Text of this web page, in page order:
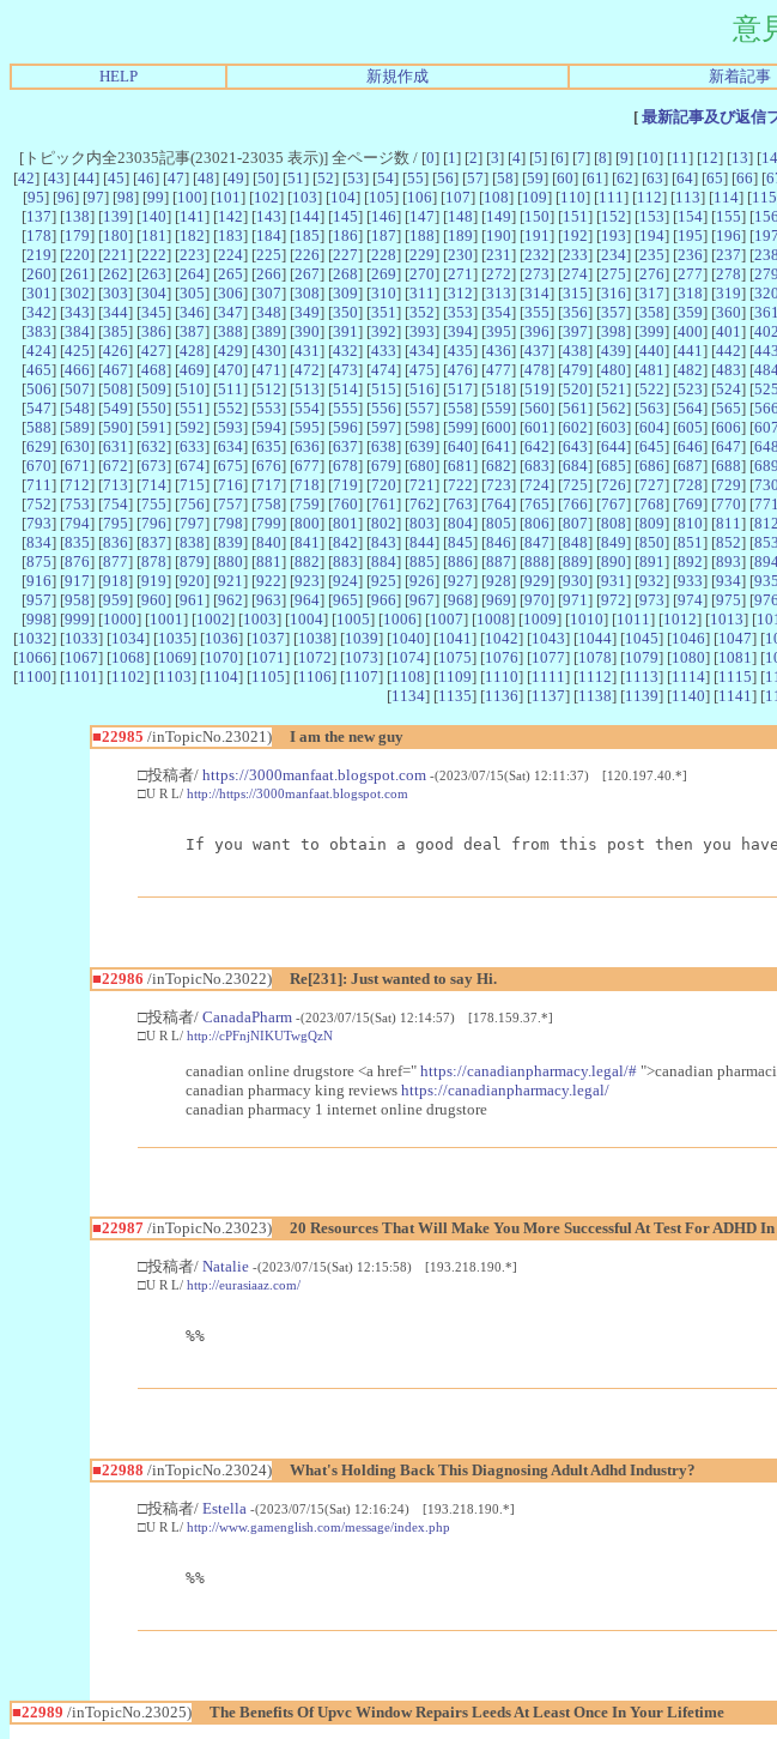
意
HELP 新規作成 新着記事
[最新記事及び返信
[トピック内全23035記事(23021-23035 表示)] 全ページ数 / [0] [1 ] [2] [3] [4] [5] [6] [7] [8] [9] [10] [11 ] [12] [13] [14
[42] [43] [44] [45] [46] [47] [48] [49] [50] [51 ] [52] [53] [54] [55] [56] [57] [58] [59] [60] [61 ] [62] [63] [64] [65] [66] [
[95] [96] [97] [98] [99] [100] [101 ] [102] [103] [104] [105] [106] [107] [108] [109] [110] [111 ] [112] [113] [114] [115
[137] [138] [139] [140] [141 ] [142] [143] [144] [145] [146] [147] [148] [149] [150] [151 ] [152] [153] [154] [155] [156
[178] [179] [180] [181 ] [182] [183] [184] [185] [186] [187] [188] [189] [190] [191 ] [192] [193] [194] [195] [196] [197
[219] [220] [221 ] [222] [223] [224] [225] [226] [227] [228] [229] [230] [231 ] [232] [233] [234] [235] [236] [237] [238
[260] [261 ] [262] [263] [264] [265] [266] [267] [268] [269] [270] [271 ] [272] [273] [274] [275] [276] [277] [278] [279
[301 ] [302] [303] [304] [305] [306] [307] [308] [309] [310] [311 ] [312] [313] [314] [315] [316] [317] [318] [319] [320
[342] [343] [344] [345] [346] [347] [348] [349] [350] [351 ] [352] [353] [354] [355] [356] [357] [358] [359] [360] [361
[383] [384] [385] [386] [387] [388] [389] [390] [391 ] [392] [393] [394] [395] [396] [397] [398] [399] [400] [401 ] [402
[424] [425] [426] [427] [428] [429] [430] [431 ] [432] [433] [434] [435] [436] [437] [438] [439] [440] [441 ] [442] [443
[465] [466] [467] [468] [469] [470] [471 ] [472] [473] [474] [475] [476] [477] [478] [479] [480] [481 ] [482] [483] [
[506] [507] [508] [509] [510] [511 ] [512] [513] [514] [515] [516] [517] [518] [519] [520] [521 ] [522] [523] [524] [525
[547] [548] [549] [550] [551 ] [552] [553] [554] [555] [556] [557] [558] [559] [560] [561 ] [562] [563] [564] [565] [566
[588] [589] [590] [591 ] [592] [593] [594] [595] [596] [597] [598] [599] [600] [601 ] [602] [603] [604] [605] [606] [607
[629] [630] [631 ] [632] [633] [634] [635] [636] [637] [638] [639] [640] [641 ] [642] [643] [644] [645] [646] [647] [648
[670] [671 ] [672] [673] [674] [675] [676] [677] [678] [679] [680] [681 ] [682] [683] [684] [685] [686] [687] [688] [689
[711 ] [712] [713] [714] [715] [716] [717] [718] [719] [720] [721 ] [722] [723] [724] [725] [726] [727] [728] [729] [730
[752] [753] [754] [755] [756] [757] [758] [759] [760] [761 ] [762] [763] [764] [765] [766] [767] [768] [769] [770] [771
[793] [794] [795] [796] [797] [798] [799] [800] [801 ] [802] [803] [804] [805] [806] [807] [808] [809] [810] [811 ] [812
[834] [835] [836] [837] [838] [839] [840] [841 ] [842] [843] [844] [845] [846] [847] [848] [849] [850] [851 ] [852] [853
[875] [876] [877] [878] [879] [880] [881 ] [882] [883] [884] [885] [886] [887] [888] [889] [890] [891 ] [892] [893] [
[916] [917] [918] [919] [920] [921 ] [922] [923] [924] [925] [926] [927] [928] [929] [930] [931 ] [932] [933] [934] [935
[957] [958] [959] [960] [961 ] [962] [963] [964] [965] [966] [967] [968] [969] [970] [971 ] [972] [973] [974] [975] [976
[998] [999] [1000] [1001 ] [1002] [1003] [1004] [1005] [1006] [1007] [1008] [1009] [1010] [1011 ] [1012] [1013] [
[1032] [1033] [1034] [1035] [1036] [1037] [1038] [1039] [1040] [1041 ] [1042] [1043] [1044] [1045] [1046] [1047] [
[1066] [1067] [1068] [1069] [1070] [1071 ] [1072] [1073] [1074] [1075] [1076] [1077] [1078] [1079] [1080] [1081 ] [
[1100] [1101 ] [1102] [1103] [1104] [1105] [1106] [1107] [1108] [1109] [1110] [1111 ] [1112] [1113] [1114] [1115] [
[1134] [1135] [1136] [1137] [1138] [1139] [1140] [1141 ] [
■22985 /inTopicNo.23021) I am the new guy
□投稿者/ https://3000manfaat.blogspot.com -(2023/07/15(Sat) 12:11:37) [120.197.40.*]
□U R L/ http://https://3000manfaat.blogspot.com
If you want to obtain a good deal from this post then you
■22986 /inTopicNo.23022) Re[231]: Just wanted to say Hi.
□投稿者/ CanadaPharm -(2023/07/15(Sat) 12:14:57) [178.159.37.*]
□U R L/ http://cPFnjNIKUTwgQzN
canadian online drugstore <a href=" https://canadianpharmacy.legal/#">canadian
canadian pharmacy king reviews https://canadianpharmacy.legal/
canadian pharmacy 1 internet online drugstore
■22987/inTopicNo.23023) 20 Resources That Will Make You More Successful At Test For ADHD
□投稿者/ Natalie -(2023/07/15(Sat) 12:15:58) [193.218.190.*]
□U R L/ http://eurasiaaz.com/
%%
■22988 /inTopicNo.23024) What's Holding Back This Diagnosing Adult Adhd Industry?
□投稿者/ Estella -(2023/07/15(Sat) 12:16:24) [193.218.190.*]
□U R L/ http://www.gamenglish.com/message/index.php
%%
■22989 /inTopicNo.23025) The Benefits Of Upvc Window Repairs Leeds At Least Once In Your Lifetime